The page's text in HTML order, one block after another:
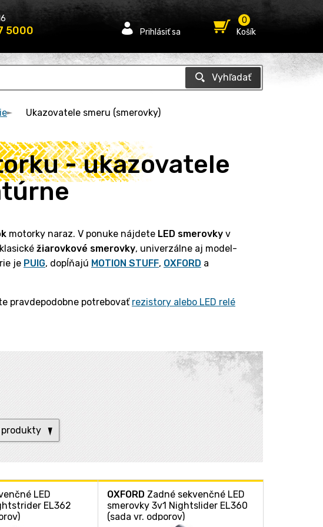
Prihlásiť sa
0
Košík
5000
Ukazovatele smeru (smerovky)
- ukazovatele
motorky naraz. V ponuke nájdete LED smerovky v
žiarovkové smerovky, univerzálne aj model-
je PUIG, dopĺňajú MOTION STUFF, OXFORD a
pravdepodobne potrebovať rezistory alebo LED relé
LED
EL362
OXFORD Zadné sekvenčné LED
smerovky 3v1 Nightslider EL360
(sada vr. odporov)